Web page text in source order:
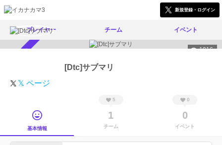
新規登録・ログイン
プレイヤー チーム イベント
1016
[Dtc]サブマリ
𝕏 ページ
基本情報
5
1
チーム
0
0
イベント